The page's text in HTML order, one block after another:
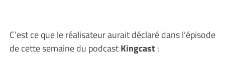
C’est ce que le réalisateur aurait déclaré dans l’épisode
de cette semaine du podcastKingcast :